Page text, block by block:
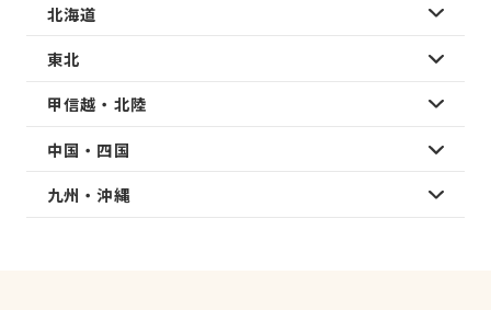
北海道
東北
甲信越・北陸
中国・四国
九州・沖縄